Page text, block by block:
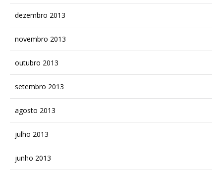
dezembro 2013
novembro 2013
outubro 2013
setembro 2013
agosto 2013
julho 2013
junho 2013